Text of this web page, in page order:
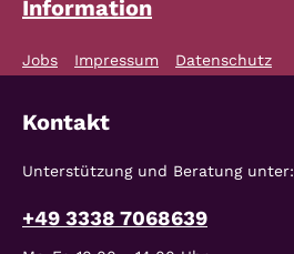
Information
Jobs Impressum Datenschutz
Kontakt
Unterstützung und Beratung unter:
+49 3338 7068639